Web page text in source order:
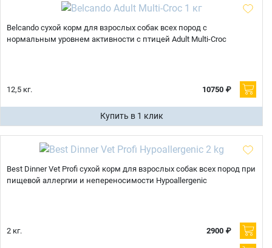
Belcando сухой корм для взрослых собак всех пород с
нормальным уровнем активности с птицей Adult Multi-Croc
12,5 кг. 10750 ₽
Купить в 1 клик
Best Dinner Vet Profi сухой корм для взрослых собак всех пород при
пищевой аллергии и непереносимости Hypoallergenic
2 кг. 2900 ₽